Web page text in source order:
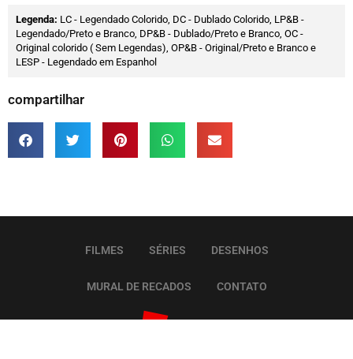
Legenda: LC - Legendado Colorido, DC - Dublado Colorido, LP&B -
Legendado/Preto e Branco, DP&B - Dublado/Preto e Branco, OC -
Original colorido ( Sem Legendas), OP&B - Original/Preto e Branco e
LESP - Legendado em Espanhol
compartilhar
FILMES SÉRIES DESENHOS
MURAL DE RECADOS CONTATO